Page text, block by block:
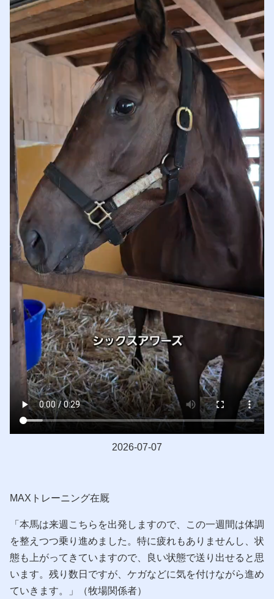
2026-07-07
MAXトレーニング在厩
「本馬は来週こちらを出発しますので、この一週間は体調
を整えつつ乗り進めました。特に疲れもありませんし、状
態も上がってきていますので、良い状態で送り出せると思
います。残り数日ですが、ケガなどに気を付けながら進め
ていきます。」（牧場関係者）